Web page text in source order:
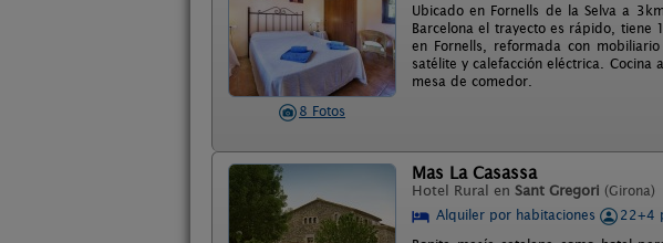
8 Fotos
Ubicado en Fornells de la Selva a
Barcelona el trayecto es rápido, tiene
en Fornells, reformada con
satélite y calefacción eléctrica.
mesa de comedor.
Mas La Casassa
Hotel Rural en Sant Gregori (Girona)
Alquiler por habitaciones
22+4